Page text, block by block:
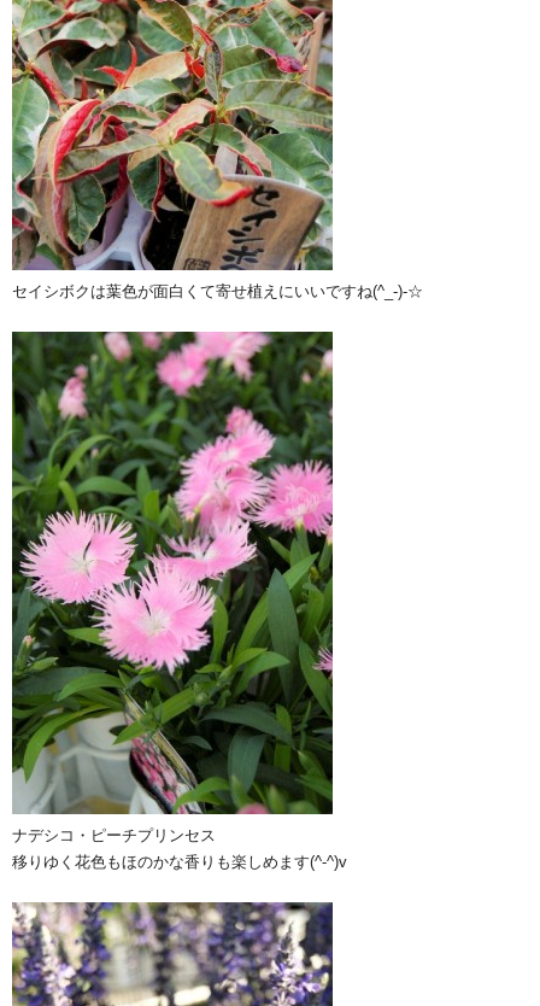
セイシボクは葉色が面白くて寄せ植えにいいですね(^_-)-☆
ナデシコ・ピーチプリンセス
移りゆく花色もほのかな香りも楽しめます(^-^)v